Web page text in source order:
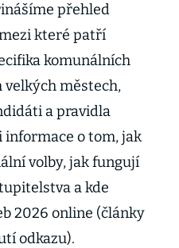
přehled
které patří
komunálních
velkých městech,
a pravidla
informace o tom, jak
volby, jak fungují
a kde
2026 online (články
odkazu).